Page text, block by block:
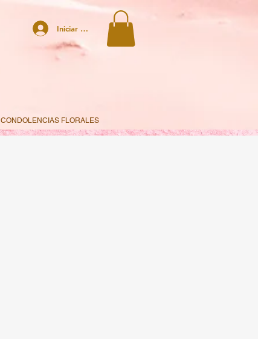
Iniciar sesión
CONDOLENCIAS FLORALES